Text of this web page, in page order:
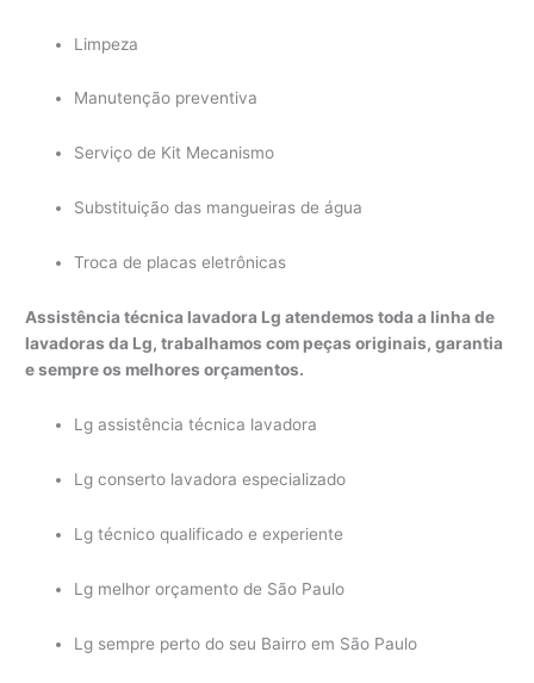
Limpeza
Manutenção preventiva
Serviço de Kit Mecanismo
Substituição das mangueiras de água
Troca de placas eletrônicas
Assistência técnica lavadora Lg atendemos toda a linha de
lavadoras da Lg, trabalhamos com peças originais, garantia
e sempre os melhores orçamentos.
Lg assistência técnica lavadora
Lg conserto lavadora especializado
Lg técnico qualificado e experiente
Lg melhor orçamento de São Paulo
Lg sempre perto do seu Bairro em São Paulo